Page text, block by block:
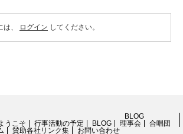
は、 ログイン してください。
うこそ 行事活動の予定
BLOG
BLOG
理事会
合唱団
賛助各社リンク集 お問い合わせ